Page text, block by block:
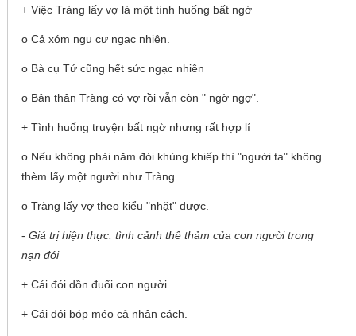
+ Việc Tràng lấy vợ là một tình huống bất ngờ
o Cả xóm ngụ cư ngạc nhiên.
o Bà cụ Tứ cũng hết sức ngạc nhiên
o Bản thân Tràng có vợ rồi vẫn còn " ngờ ngợ".
+ Tình huống truyện bất ngờ nhưng rất hợp lí
o Nếu không phải năm đói khủng khiếp thì "người ta" không
thèm lấy một người như Tràng.
o Tràng lấy vợ theo kiểu "nhặt" được.
- Giá trị hiện thực: tình cảnh thê thảm của con người trong
nạn đói
+ Cái đói dồn đuổi con người.
+ Cái đói bóp méo cả nhân cách.